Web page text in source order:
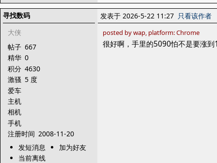
寻找数码
大侠
帖子 667
精华 0
积分 4630
激骚 5 度
爱车
主机
相机
手机
注册时间 2008-11-20
发短消息
加为好友
当前离线
发表于 2026-5-22 11:27 只看该作者
posted by wap, platform: Chrome
很好啊，手里的5090怕不是要涨